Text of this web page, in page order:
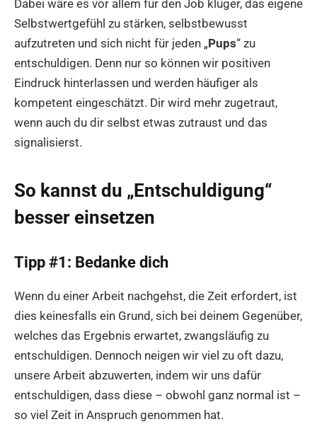
Dabei wäre es vor allem für den Job klüger, das eigene
Selbstwertgefühl zu stärken, selbstbewusst
aufzutreten und sich nicht für jeden „Pups“ zu
entschuldigen. Denn nur so können wir positiven
Eindruck hinterlassen und werden häufiger als
kompetent eingeschätzt. Dir wird mehr zugetraut,
wenn auch du dir selbst etwas zutraust und das
signalisierst.
So kannst du „Entschuldigung“
besser einsetzen
Tipp #1: Bedanke dich
Wenn du einer Arbeit nachgehst, die Zeit erfordert, ist
dies keinesfalls ein Grund, sich bei deinem Gegenüber,
welches das Ergebnis erwartet, zwangsläufig zu
entschuldigen. Dennoch neigen wir viel zu oft dazu,
unsere Arbeit abzuwerten, indem wir uns dafür
entschuldigen, dass diese – obwohl ganz normal ist –
so viel Zeit in Anspruch genommen hat.